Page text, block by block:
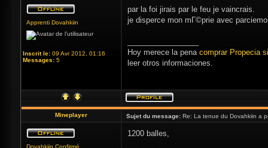
Apprenti Dovahkiin
Inscrit le: 09 Avr 2012, 01:16
Messages: 5
par la foi jirais par le feu je vaincrais.
je disperce mon mГ©prie avec
Hoy merece la pena comprar Propecia
leer otros informaciones.
Mineplayer Sujet du message: Re: La tenue du Dovahkiin a
Dovahkiin Confirmé
1200 balles,